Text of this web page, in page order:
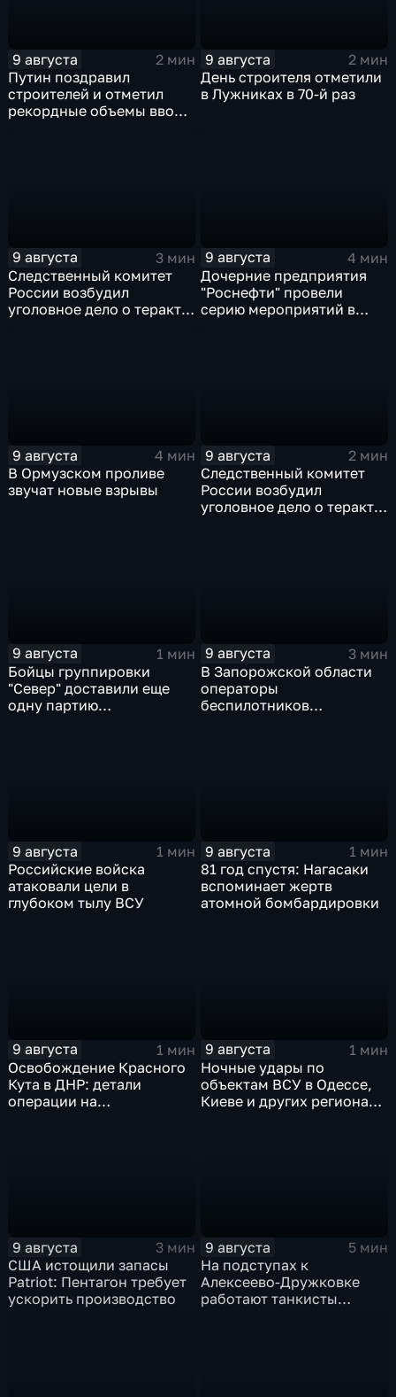
9 августа
2 мин
Путин поздравил
строителей и отметил
рекордные объемы ввода
9 августа
2 мин
День строителя отметили
в Лужниках в 70-й раз
9 августа
3 мин
Следственный комитет
России возбудил
уголовное дело о теракте
9 августа
4 мин
Дочерние предприятия
"Роснефти" провели
серию мероприятий в
9 августа
4 мин
В Ормузском проливе
звучат новые взрывы
9 августа
2 мин
Следственный комитет
России возбудил
уголовное дело о теракте
9 августа
1 мин
Бойцы группировки
"Север" доставили еще
одну партию
9 августа
3 мин
В Запорожской области
операторы
беспилотников
9 августа
1 мин
Российские войска
атаковали цели в
глубоком тылу ВСУ
9 августа
1 мин
81 год спустя: Нагасаки
вспоминает жертв
атомной бомбардировки
9 августа
1 мин
Освобождение Красного
Кута в ДНР: детали
операции на
9 августа
1 мин
Ночные удары по
объектам ВСУ в Одессе,
Киеве и других регионах
9 августа
3 мин
США истощили запасы
Patriot: Пентагон требует
ускорить производство
9 августа
5 мин
На подступах к
Алексеево-Дружковке
работают танкисты